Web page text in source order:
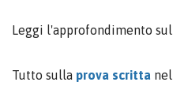
Leggi l'approfondimento
Tutto sulla prova scritta